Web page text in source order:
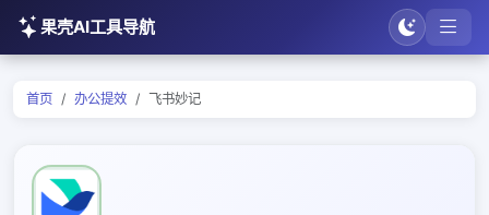
果壳AI工具导航
首页 办公提效 飞书妙记